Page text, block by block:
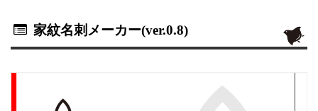
家紋名刺メーカー(ver.0.8)